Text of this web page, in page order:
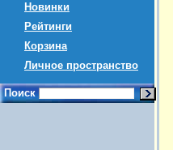
Новинки
Рейтинги
Корзина
Личное пространство
Поиск